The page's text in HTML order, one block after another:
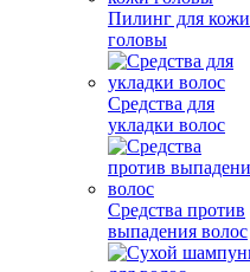
Пилинг для кожи
головы
Средства для
укладки волос
Средства против
выпадения волос